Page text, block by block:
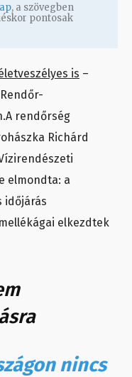
, a szövegben
pontosak
is –
rendőrség
Richárd
elmondta: a
időjárás
elkezdtek
nincs